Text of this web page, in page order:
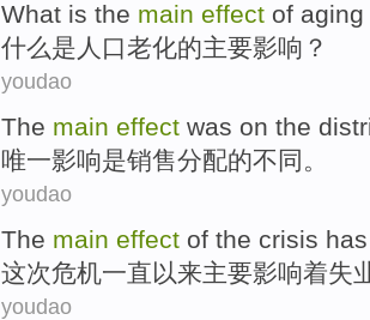
What is the main effect of aging
什么是 人口老化的主要影响 ？
youdao
The main effect was on the
唯一影响是销售分配的不同。
youdao
The main effect of the crisis
这次危机一直 以来主要影响着失
youdao